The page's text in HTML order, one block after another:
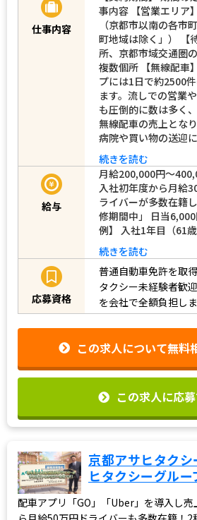
【契約期間】 期間の
事内容 【営業エリア
（京都市以南の各市
町地域は除く」） 【
所、京都市域交通圏
複数個所 【無線配車
プには1日で約2500
ます。流しでの営業
も圧倒的に数は多く
病院や買い物の送迎
続きを読む
月給200,000円～
入社初年度から月給
ライバーが多数在籍
例】 入社1年目（61
続きを読む
普通自動車免許を取
タクシー未経験者歓
を会社で全額負担し
この求人について無料
この求人に応
京都アサヒタクシ
ヒタクシーグルー